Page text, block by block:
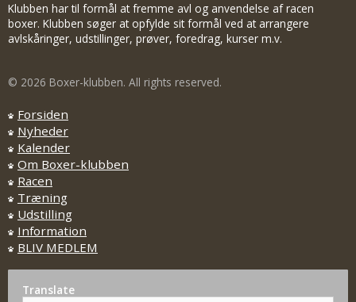
Klubben har til formål at fremme avl og anvendelse af racen
boxer. Klubben søger at opfylde sit formål ved at arrangere
avlskåringer, udstillinger, prøver, foredrag, kurser m.v.
© 2026 Boxer-klubben. All rights reserved.
Forsiden
Nyheder
Kalender
Om Boxer-klubben
Racen
Træning
Udstilling
Information
BLIV MEDLEM
Translate